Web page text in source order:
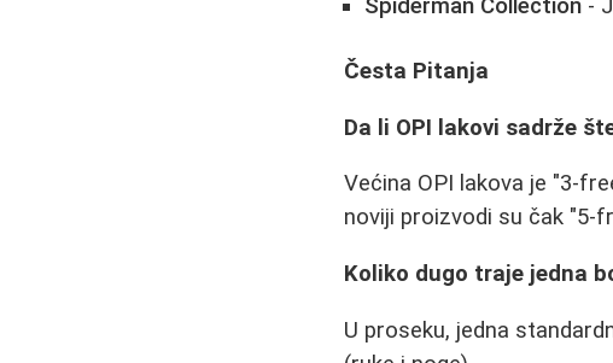
Spiderman Collection -
Česta Pitanja
Da li OPI lakovi sadrže
Većina OPI lakova je "3-
noviji proizvodi su čak "5-
Koliko dugo traje jedna
U proseku, jedna